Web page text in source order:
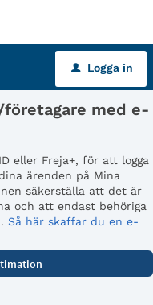
u Logga in
företagare med e-
eller Freja+, för att logga
ärenden på Mina
säkerställa att det är
och att endast behöriga
Så här skaffar du en e-